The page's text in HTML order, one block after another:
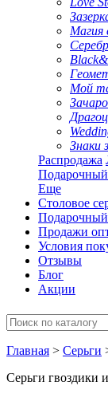
Магия
Мой
Знаки
Распродажа
Подарочный
Еще
Столовое
Подарочный
Продажи
Условия
Отзывы
Блог
Акции
Главная > Серьги
Серьги гвоздики